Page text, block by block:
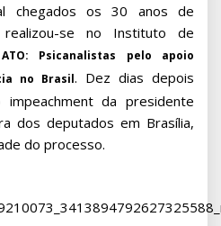
chegados os 30 anos de
se no Instituto de
ATO: Psicanalistas pelo apoio
no Brasil. Dez dias depois
da presidente
dos deputados em Brasília,
do processo.